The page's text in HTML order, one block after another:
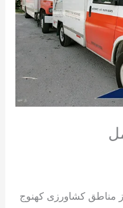
مناطق کشاورزی کهنوج